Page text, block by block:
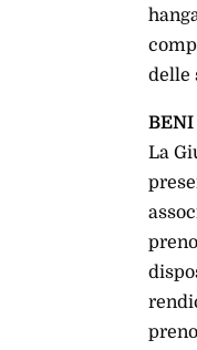
delle
BENI
La